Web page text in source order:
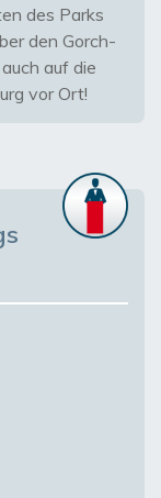
des Parks
den Gorch-
auf die
vor Ort!